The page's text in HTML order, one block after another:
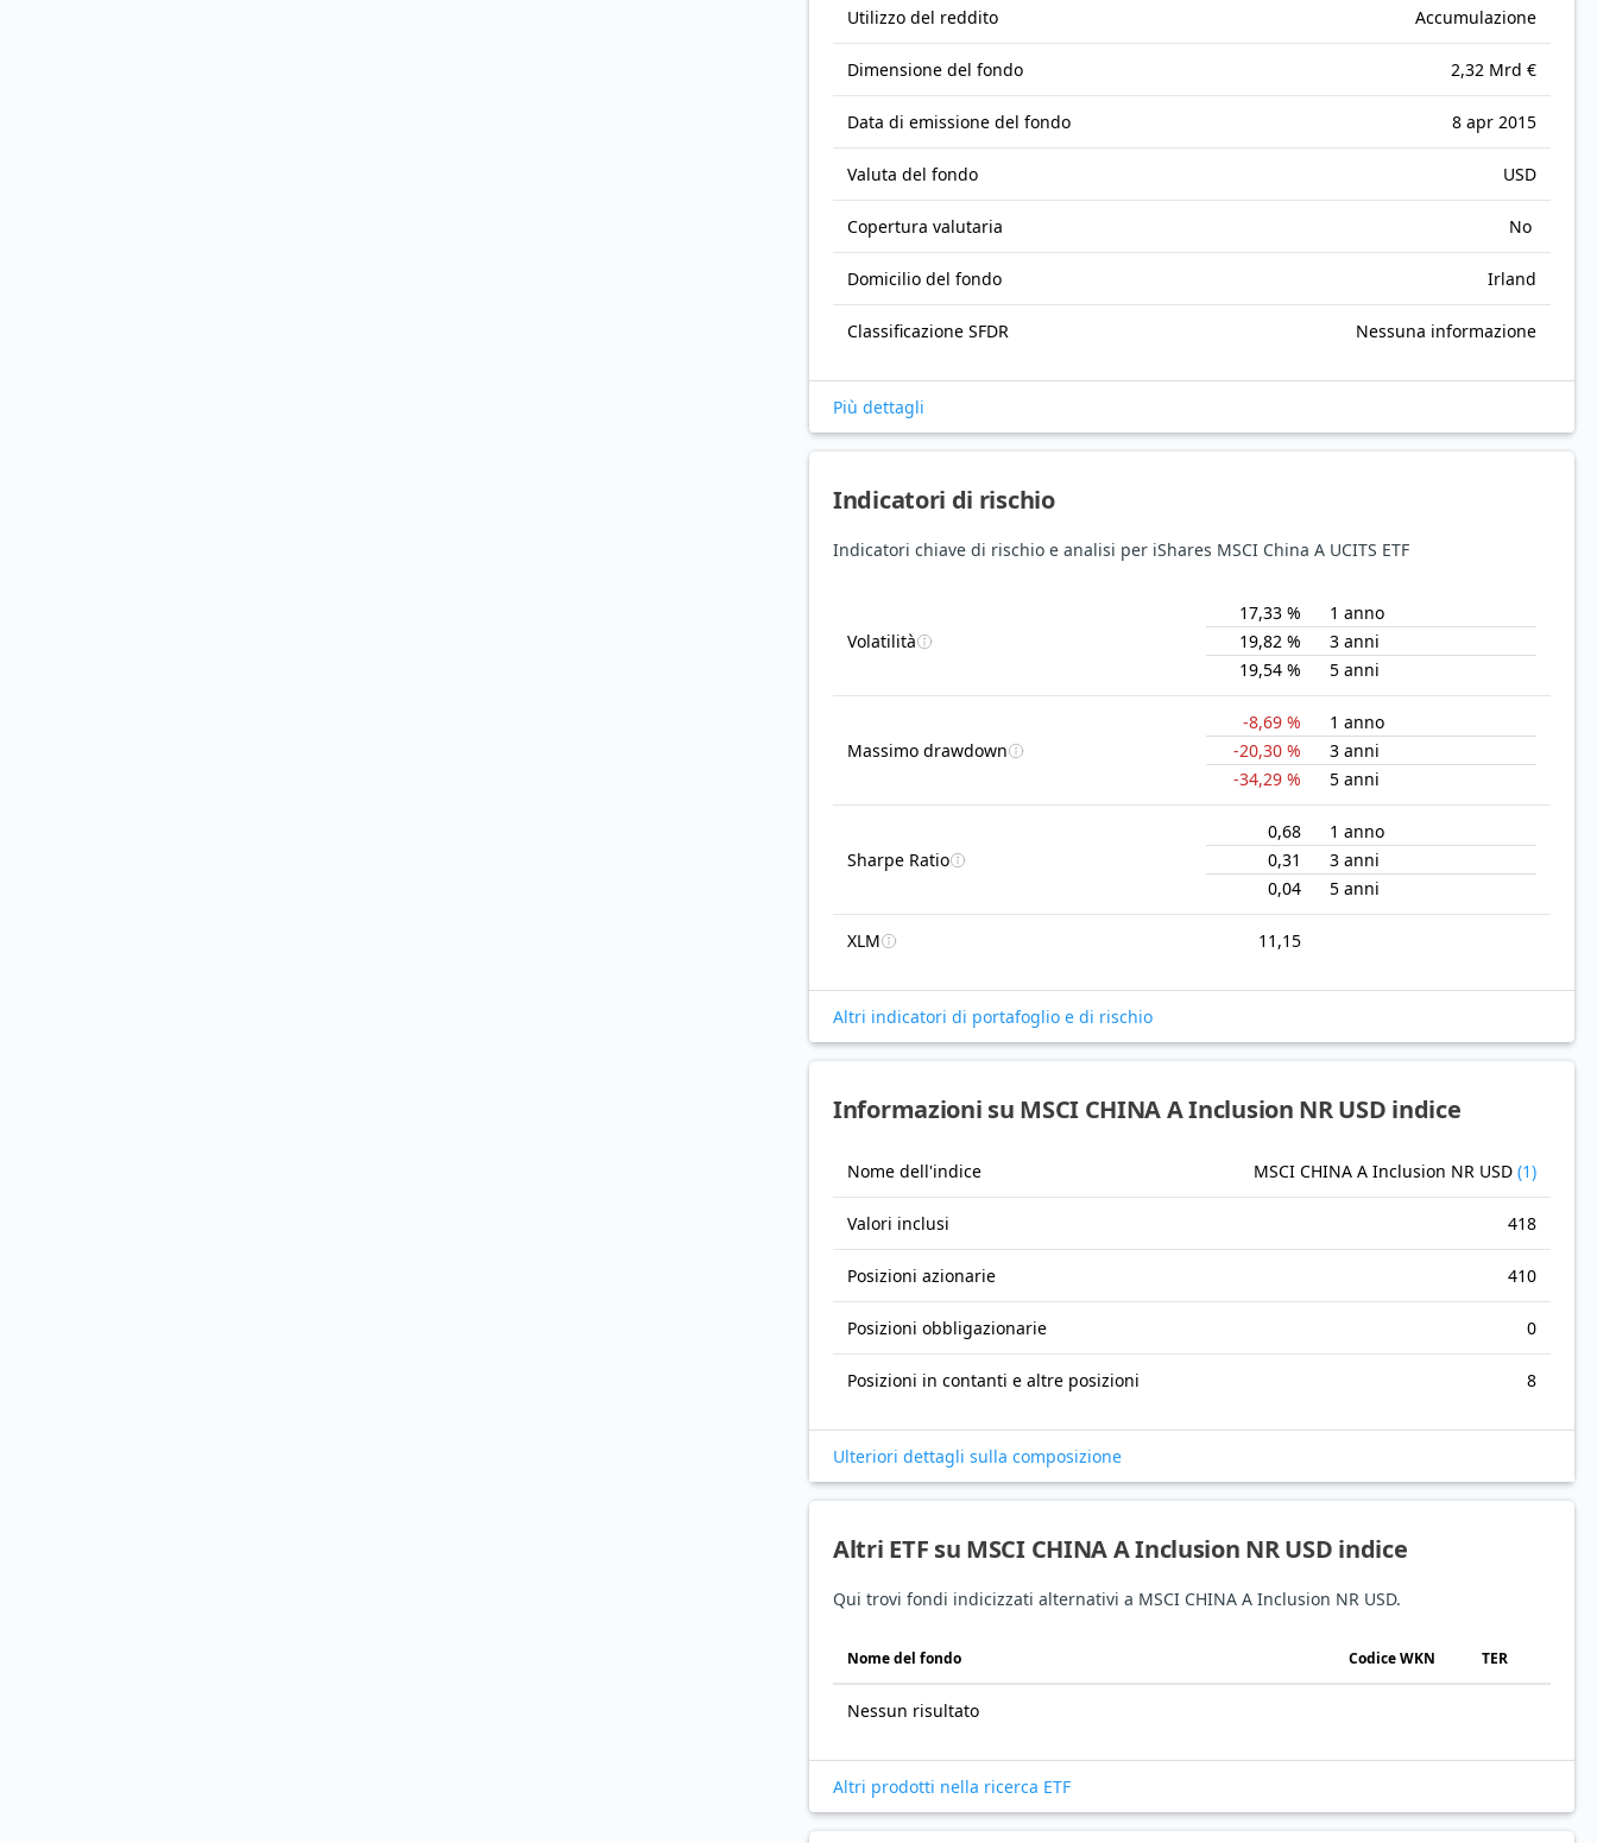
Utilizzo del reddito Accumulazione
Dimensione del fondo 2,32 Mrd €
Data di emissione del fondo 8 apr 2015
Valuta del fondo USD
Copertura valutaria No
Domicilio del fondo Irland
Classificazione SFDR Nessuna informazione
Più dettagli
Indicatori di rischio
Indicatori chiave di rischio e analisi per iShares MSCI China A UCITS ETF
Volatilità
17,33 %
1 anno
19,82 %
3 anni
19,54 %
5 anni
Massimo drawdown
-8,69 %
1 anno
-20,30 %
3 anni
-34,29 %
5 anni
Sharpe Ratio
0,68
1 anno
0,31
3 anni
0,04
5 anni
XLM 11,15
Altri indicatori di portafoglio e di rischio
Informazioni su MSCI CHINA A Inclusion NR USD indice
Nome dell'indice MSCI CHINA A Inclusion NR USD (1)
Valori inclusi 418
Posizioni azionarie 410
Posizioni obbligazionarie 0
Posizioni in contanti e altre posizioni 8
Ulteriori dettagli sulla composizione
Altri ETF su MSCI CHINA A Inclusion NR USD indice
Qui trovi fondi indicizzati alternativi a MSCI CHINA A Inclusion NR USD.
Nome del fondo Codice WKN TER
Nessun risultato
Altri prodotti nella ricerca ETF